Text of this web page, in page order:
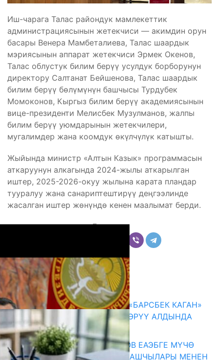
Иш-чарага Талас райондук мамлекеттик
администрациясынын жетекчиси — акимдин орун
басары Венера Мамбеталиева, Талас шаардык
мэриясынын аппарат жетекчиси Эрмек Окенов,
Талас облустук билим берүү усулдук борборунун
директору Салтанат Бейшенова, Талас шаардык
билим берүү бөлүмүнүн башчысы Турдубек
Момоконов, Кыргыз билим берүү академиясынын
вице-президенти Мелисбек Музулманов, жалпы
билим берүү уюмдарынын жетекчилери,
мугалимдер жана коомдук өкүлчүлүк катышты.
Жыйында министр «Алтын Казык» программасын
аткаруунун алкагында 2024-жылы аткарылган
иштер, 2025-2026-окуу жылына карата пландар
тууралуу жана санариптештирүү деңгээлинде
жасалган иштер жөнүндө кенен маалымат берди.
Бөлүшүү
Комментарийлер
Акыркы жаңылыктар
КЫРГЫЗ ТАРЫХЫ ТАСМАДА: «БАРСБЕК КАГАН»
КӨРКӨМ ТАСМАСЫ ЖАРЫК КӨРҮҮ АЛДЫНДА
07.08.2026
ПРЕЗИДЕНТ САДЫР ЖАПАРОВ ЕАЭБГЕ МҮЧӨ
МАМЛЕКЕТТЕРДИН ӨКМӨТ БАШЧЫЛАРЫ МЕНЕН